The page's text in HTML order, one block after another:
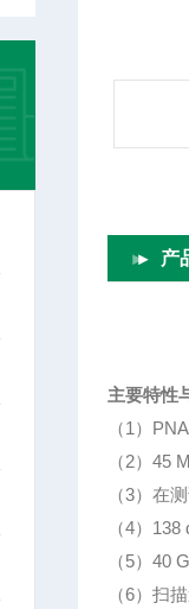
产
主要特性
（1）
（2）45
（3）在
（4）
（5）40
（6）扫